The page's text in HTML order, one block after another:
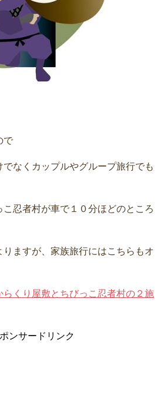
で
なくカップルやグループ旅行でも
こ忍者村が車で１０分ほどのところ
ますが、家族旅行にはこちらもオ
くり屋敷とちびっこ忍者村の２施
ンサードリンク